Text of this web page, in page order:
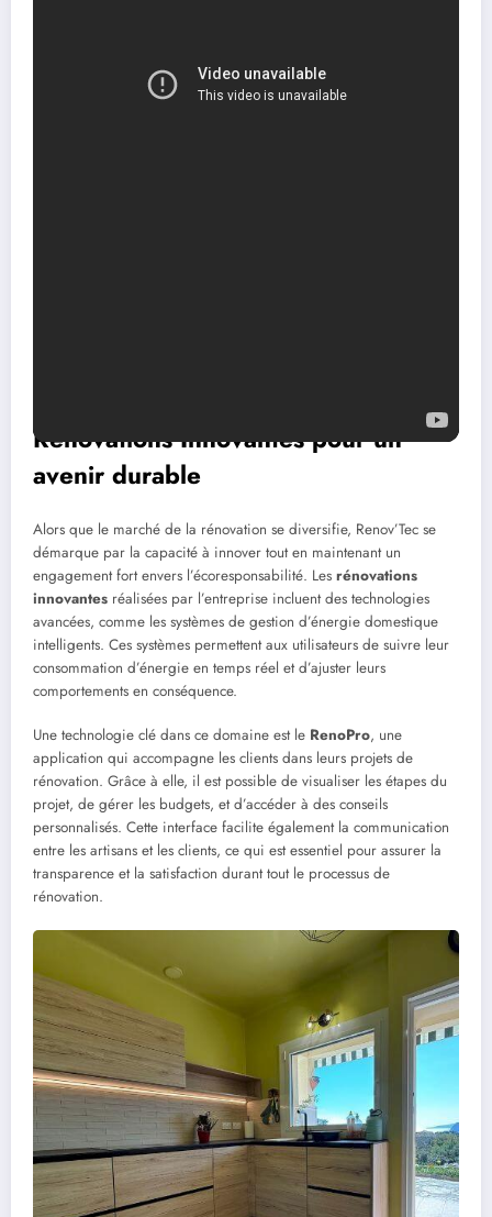
L’entreprise adopte une vision holistique pour chaque projet de
rénovation. Cela inclut :
Rénovations Innovantes pour un
avenir durable
Alors que le marché de la rénovation se diversifie, Renov’Tec se
démarque par la capacité à innover tout en maintenant un
engagement fort envers l’écoresponsabilité. Les rénovations
innovantes réalisées par l’entreprise incluent des technologies
avancées, comme les systèmes de gestion d’énergie domestique
intelligents. Ces systèmes permettent aux utilisateurs de suivre leur
consommation d’énergie en temps réel et d’ajuster leurs
comportements en conséquence.
Une technologie clé dans ce domaine est le RenoPro, une
application qui accompagne les clients dans leurs projets de
rénovation. Grâce à elle, il est possible de visualiser les étapes du
projet, de gérer les budgets, et d’accéder à des conseils
personnalisés. Cette interface facilite également la communication
entre les artisans et les clients, ce qui est essentiel pour assurer la
transparence et la satisfaction durant tout le processus de
rénovation.